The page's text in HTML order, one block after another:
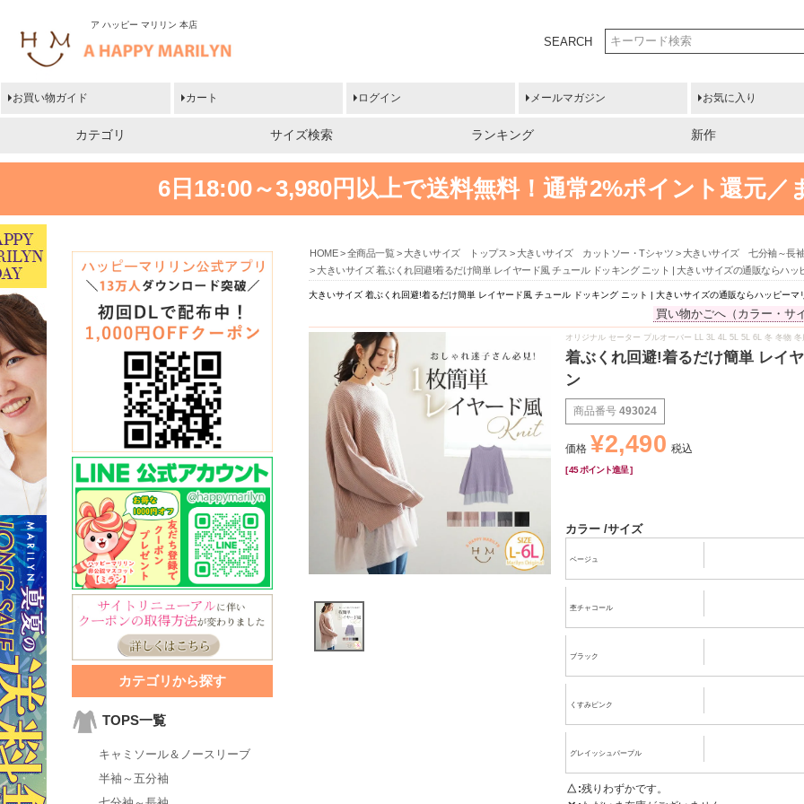
ア ハッピー マリリン 本店
SEARCH
お買い物ガイド カート ログイン メールマガジン お気に入り
カテゴリ サイズ検索 ランキング 新作
6日18:00～3,980円以上で送料無料！ 通常2%ポイント還元／
カテゴリから探す
TOPS一覧
キャミソール＆ノースリーブ
半袖～五分袖
HOME 全商品一覧 大きいサイズ トップス 大きいサイズ カットソー・Tシャツ
大きいサイズ 七分袖～長袖
大きいサイズ 着ぶくれ回避!着るだけ簡単 レイヤード風 チュール ドッキング ニット | 大きいサイズの通販ならハッ
大きいサイズ 着ぶくれ回避!着るだけ簡単 レイヤード風 チュール ドッキング ニット | 大きいサイズの通販ならハッピーマ
買い物かごへ（カラー・サ
オリジナル セーター プルオーバー LL 3L 4L 5L 5L 6L 冬 冬物
着ぶくれ回避!着るだけ簡単 レイ
ン
商品番号 493024
価格 ¥2,490 税込
[45 ポイント進呈 ]
カラー サイズ
ベージュ
杢チャコール
ブラック
くすみピンク
グレイッシュパープル
△ 残りわずかです。